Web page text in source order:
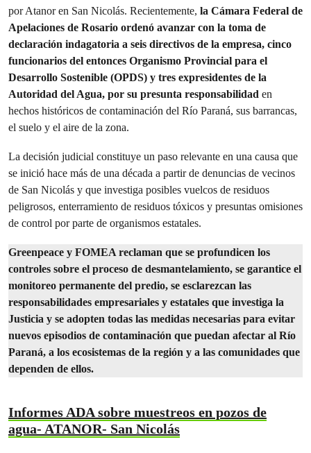
por Atanor en San Nicolás. Recientemente, la Cámara Federal de
Apelaciones de Rosario ordenó avanzar con la toma de
declaración indagatoria a seis directivos de la empresa, cinco
funcionarios del entonces Organismo Provincial para el
Desarrollo Sostenible (OPDS) y tres expresidentes de la
Autoridad del Agua, por su presunta responsabilidad en
hechos históricos de contaminación del Río Paraná, sus barrancas,
el suelo y el aire de la zona.
La decisión judicial constituye un paso relevante en una causa que
se inició hace más de una década a partir de denuncias de vecinos
de San Nicolás y que investiga posibles vuelcos de residuos
peligrosos, enterramiento de residuos tóxicos y presuntas omisiones
de control por parte de organismos estatales.
Greenpeace y FOMEA reclaman que se profundicen los
controles sobre el proceso de desmantelamiento, se garantice el
monitoreo permanente del predio, se esclarezcan las
responsabilidades empresariales y estatales que investiga la
Justicia y se adopten todas las medidas necesarias para evitar
nuevos episodios de contaminación que puedan afectar al Río
Paraná, a los ecosistemas de la región y a las comunidades que
dependen de ellos.
Informes ADA sobre muestreos en pozos de
agua- ATANOR- San Nicolás